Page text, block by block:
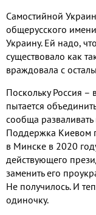
Самостийной
общерусского имени
Украину. Ей надо,
существовало как
враждовала с
Поскольку Россия –
пытается
сообща разваливать
Поддержка Киевом
в Минске в 2020
действующего
заменить его
Не получилось. И
одиночку.